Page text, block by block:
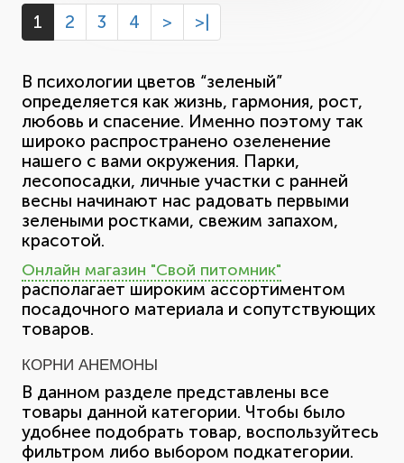
1 2 3 4 > >|
В психологии цветов “зеленый”
определяется как жизнь, гармония, рост,
любовь и спасение. Именно поэтому так
широко распространено озеленение
нашего с вами окружения. Парки,
лесопосадки, личные участки с ранней
весны начинают нас радовать первыми
зелеными ростками, свежим запахом,
красотой.
Онлайн магазин "Свой питомник"
располагает широким ассортиментом
посадочного материала и сопутствующих
товаров.
КОРНИ АНЕМОНЫ
В данном разделе представлены все
товары данной категории. Чтобы было
удобнее подобрать товар, воспользуйтесь
фильтром либо выбором подкатегории.